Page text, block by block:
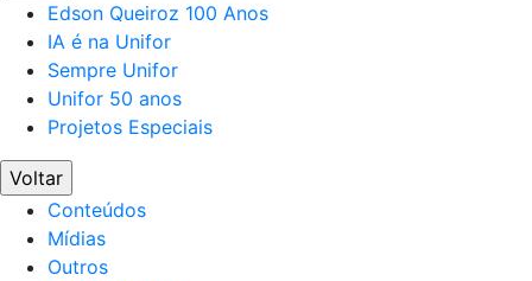
Edson Queiroz 100 Anos
IA é na Unifor
Sempre Unifor
Unifor 50 anos
Projetos Especiais
Voltar
Conteúdos
Mídias
Outros